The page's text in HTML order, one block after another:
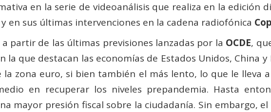
en la serie de videoanálisis que realiza en la edición
y en sus últimas intervenciones en la cadena radiofónica
partir de las últimas previsiones lanzadas por la OCDE,
la que destacan las economías de Estados Unidos, China y
zona euro, si bien también el más lento, lo que le lleva
en recuperar los niveles prepandemia. Hasta
mayor presión fiscal sobre la ciudadanía. Sin embargo, el